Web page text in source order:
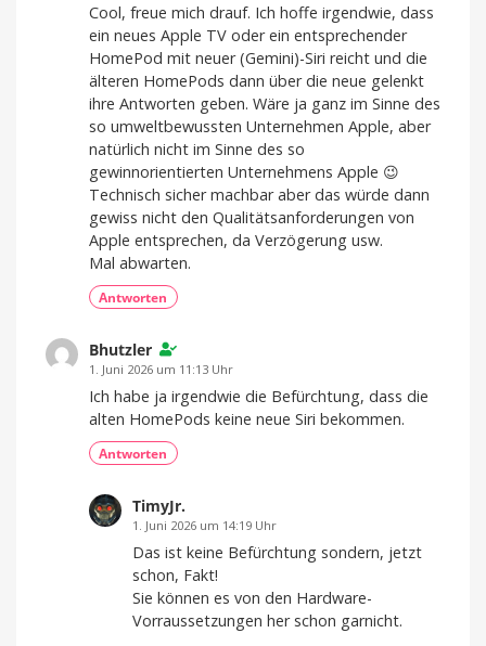
Cool, freue mich drauf. Ich hoffe irgendwie, dass
ein neues Apple TV oder ein entsprechender
HomePod mit neuer (Gemini)-Siri reicht und die
älteren HomePods dann über die neue gelenkt
ihre Antworten geben. Wäre ja ganz im Sinne des
so umweltbewussten Unternehmen Apple, aber
natürlich nicht im Sinne des so
gewinnorientierten Unternehmens Apple 😉
Technisch sicher machbar aber das würde dann
gewiss nicht den Qualitätsanforderungen von
Apple entsprechen, da Verzögerung usw.
Mal abwarten.
Antworten
Bhutzler
1. Juni 2026 um 11:13 Uhr
Ich habe ja irgendwie die Befürchtung, dass die
alten HomePods keine neue Siri bekommen.
Antworten
TimyJr.
1. Juni 2026 um 14:19 Uhr
Das ist keine Befürchtung sondern, jetzt
schon, Fakt!
Sie können es von den Hardware-
Vorraussetzungen her schon garnicht.